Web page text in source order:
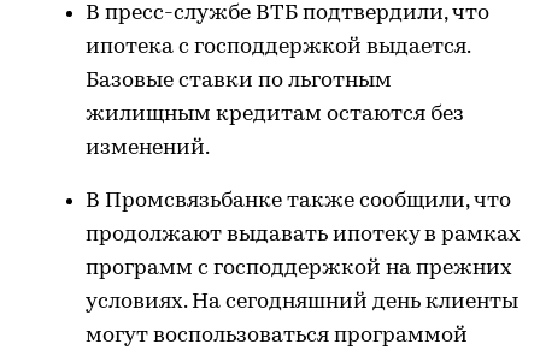
В пресс-службе ВТБ подтвердили, что
ипотека с господдержкой выдается.
Базовые ставки по льготным
жилищным кредитам остаются без
изменений.
В Промсвязьбанке также сообщили, что
продолжают выдавать ипотеку в рамках
программ с господдержкой на прежних
условиях. На сегодняшний день клиенты
могут воспользоваться программой